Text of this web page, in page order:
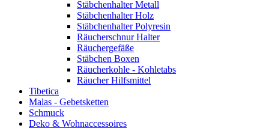
Stäbchenhalter Metall
Stäbchenhalter Holz
Stäbchenhalter Polyresin
Räucherschnur Halter
Räuchergefäße
Stäbchen Boxen
Räucherkohle - Kohletabs
Räucher Hilfsmittel
Tibetica
Malas - Gebetsketten
Schmuck
Deko & Wohnaccessoires